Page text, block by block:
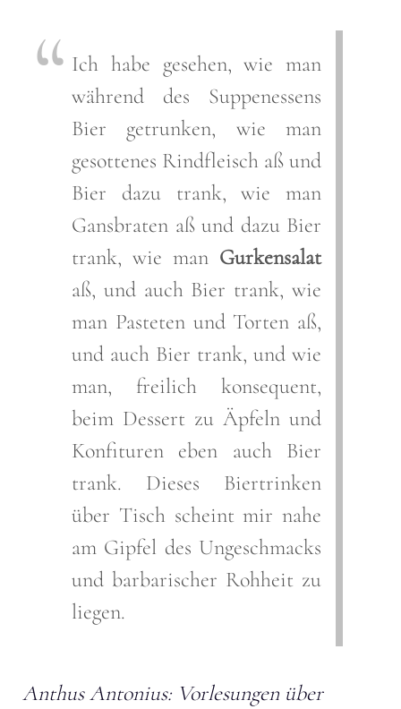
Ich habe gesehen, wie man
während des Suppenessens
Bier getrunken, wie man
gesottenes Rindfleisch aß und
Bier dazu trank, wie man
Gansbraten aß und dazu Bier
trank, wie man Gurkensalat
aß, und auch Bier trank, wie
man Pasteten und Torten aß,
und auch Bier trank, und wie
man, freilich konsequent,
beim Dessert zu Äpfeln und
Konfituren eben auch Bier
trank. Dieses Biertrinken
über Tisch scheint mir nahe
am Gipfel des Ungeschmacks
und barbarischer Rohheit zu
liegen.
Anthus Antonius: Vorlesungen über